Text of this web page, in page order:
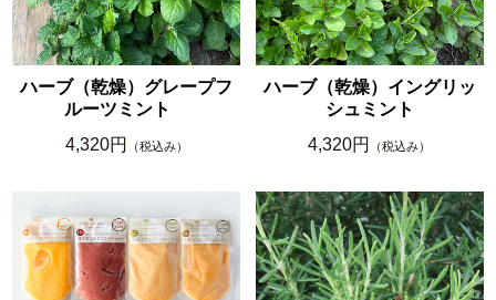
ハーブ（乾燥）グレープフ
ルーツミント
4,320円
（税込み）
ハーブ（乾燥）イングリッ
シュミント
4,320円
（税込み）